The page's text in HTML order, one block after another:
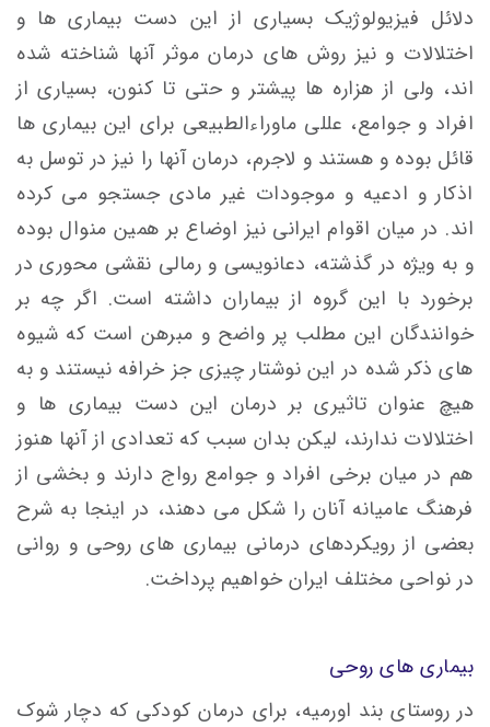
دلائل فیزیولوژیک بسیاری از این دست بیماری ها و
اختلالات و نیز روش های درمان موثر آنها شناخته شده
اند، ولی از هزاره ها پیشتر و حتی تا کنون، بسیاری از
افراد و جوامع، عللی ماوراءالطبیعی برای این بیماری ها
قائل بوده و هستند و لاجرم، درمان آنها را نیز در توسل به
اذکار و ادعیه و موجودات غیر مادی جستجو می کرده
اند. در میان اقوام ایرانی نیز اوضاع بر همین منوال بوده
و به ویژه در گذشته، دعانویسی و رمالی نقشی محوری در
برخورد با این گروه از بیماران داشته است. اگر چه بر
خوانندگان این مطلب پر واضح و مبرهن است که شیوه
های ذکر شده در این نوشتار چیزی جز خرافه نیستند و به
هیچ عنوان تاثیری بر درمان این دست بیماری ها و
اختلالات ندارند، لیکن بدان سبب که تعدادی از آنها هنوز
هم در میان برخی افراد و جوامع رواج دارند و بخشی از
فرهنگ عامیانه آنان را شکل می دهند، در اینجا به شرح
بعضی از رویکردهای درمانی بیماری های روحی و روانی
در نواحی مختلف ایران خواهیم پرداخت.
بیماری های روحی
در روستای بند اورمیه، برای درمان کودکی که دچار شوک